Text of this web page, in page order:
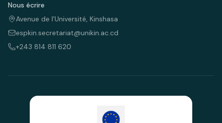
Nous écrire
Avenue de l'Université, Kinshasa
espkin.secretariat@unikin.ac.cd
+243 814 811 620